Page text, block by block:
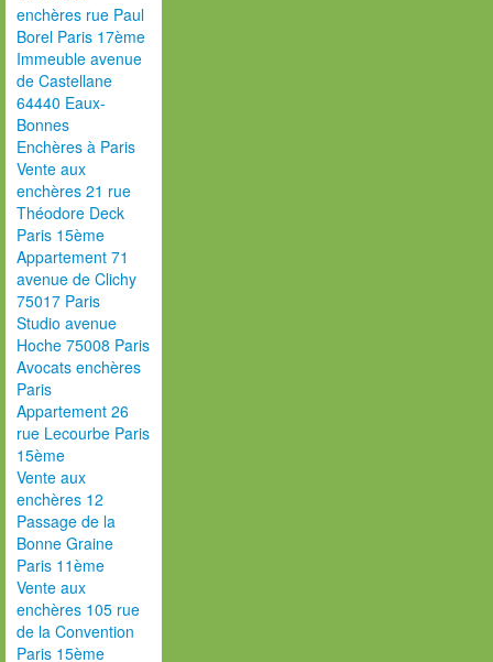
enchères rue Paul
Borel Paris 17ème
Immeuble avenue
de Castellane
64440 Eaux-
Bonnes
Enchères à Paris
Vente aux
enchères 21 rue
Théodore Deck
Paris 15ème
Appartement 71
avenue de Clichy
75017 Paris
Studio avenue
Hoche 75008 Paris
Avocats enchères
Paris
Appartement 26
rue Lecourbe Paris
15ème
Vente aux
enchères 12
Passage de la
Bonne Graine
Paris 11ème
Vente aux
enchères 105 rue
de la Convention
Paris 15ème